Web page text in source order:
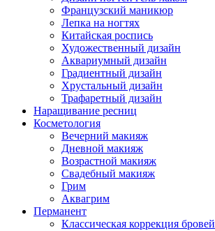
Французский маникюр
Лепка на ногтях
Китайская роспись
Художественный дизайн
Аквариумный дизайн
Градиентный дизайн
Хрустальный дизайн
Трафаретный дизайн
Наращивание ресниц
Косметология
Вечерний макияж
Дневной макияж
Возрастной макияж
Свадебный макияж
Грим
Аквагрим
Перманент
Классическая коррекция бровей